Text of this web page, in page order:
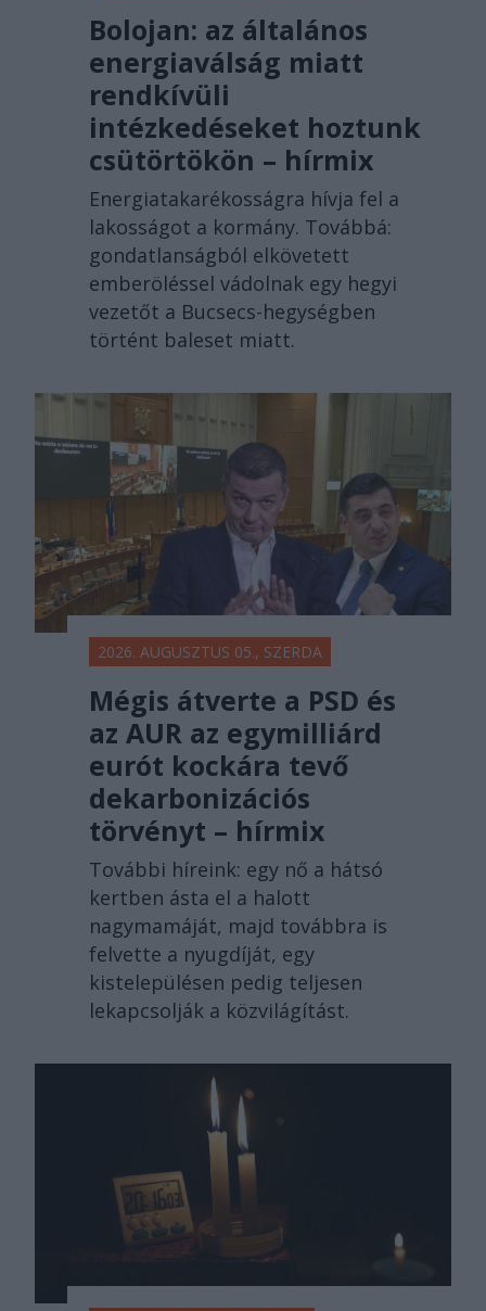
Bolojan: az általános
energiaválság miatt
rendkívüli
intézkedéseket hoztunk
csütörtökön – hírmix
Energiatakarékosságra hívja fel a
lakosságot a kormány. Továbbá:
gondatlanságból elkövetett
emberöléssel vádolnak egy hegyi
vezetőt a Bucsecs-hegységben
történt baleset miatt.
2026. AUGUSZTUS 05., SZERDA
Mégis átverte a PSD és
az AUR az egymilliárd
eurót kockára tevő
dekarbonizációs
törvényt – hírmix
További híreink: egy nő a hátsó
kertben ásta el a halott
nagymamáját, majd továbbra is
felvette a nyugdíját, egy
kistelepülésen pedig teljesen
lekapcsolják a közvilágítást.